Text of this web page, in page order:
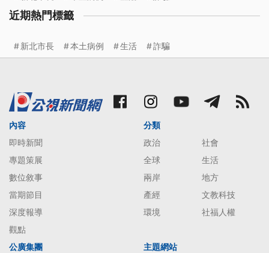
近期熱門標籤
新北市長 本土病例 生活 詐騙
內容
即時新聞
專題策展
數位敘事
當期節目
深度報導
觀點
分類
政治
社會
全球
生活
兩岸
地方
產經
文教科技
環境
社福人權
公廣集團 主題網站